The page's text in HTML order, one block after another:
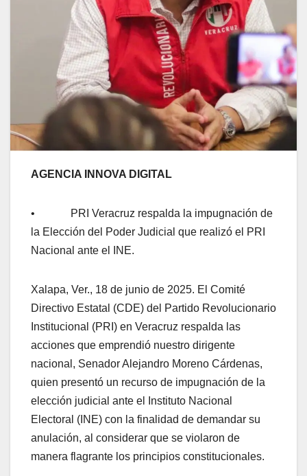
AGENCIA INNOVA DIGITAL
• PRI Veracruz respalda la impugnación de
la Elección del Poder Judicial que realizó el PRI
Nacional ante el INE.
Xalapa, Ver., 18 de junio de 2025. El Comité
Directivo Estatal (CDE) del Partido Revolucionario
Institucional (PRI) en Veracruz respalda las
acciones que emprendió nuestro dirigente
nacional, Senador Alejandro Moreno Cárdenas,
quien presentó un recurso de impugnación de la
elección judicial ante el Instituto Nacional
Electoral (INE) con la finalidad de demandar su
anulación, al considerar que se violaron de
manera flagrante los principios constitucionales.